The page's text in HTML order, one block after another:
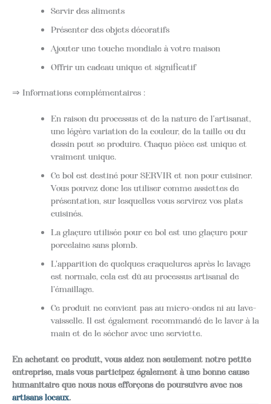
Servir des aliments
Présenter des objets décoratifs
Ajouter une touche mondiale à votre maison
Offrir un cadeau unique et significatif
⇒ Informations complémentaires :
En raison du processus et de la nature de l'artisanat,
une légère variation de la couleur, de la taille ou du
dessin peut se produire. Chaque pièce est unique et
vraiment unique.
Ce bol est destiné pour SERVIR et non pour cuisiner.
Vous pouvez donc les utiliser comme assiettes de
présentation, sur lesquelles vous servirez vos plats
cuisinés.
La glaçure utilisée pour ce bol est une glaçure pour
porcelaine sans plomb.
L'apparition de quelques craquelures après le lavage
est normale, cela est dû au processus artisanal de
l'émaillage.
Ce produit ne convient pas au micro-ondes ni au lave-
vaisselle. Il est également recommandé de le laver à la
main et de le sécher avec une serviette.
En achetant ce produit, vous aidez non seulement notre petite
entreprise, mais vous participez également à une bonne cause
humanitaire que nous nous efforçons de poursuivre avec nos
artisans locaux.